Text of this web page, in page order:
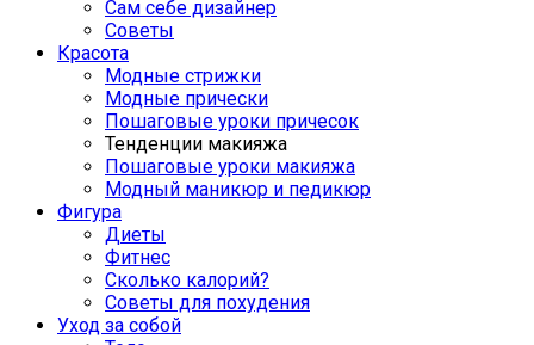
Сам себе дизайнер
Советы
Красота
Модные стрижки
Модные прически
Пошаговые уроки причесок
Тенденции макияжа
Пошаговые уроки макияжа
Модный маникюр и педикюр
Фигура
Диеты
Фитнес
Сколько калорий?
Советы для похудения
Уход за собой